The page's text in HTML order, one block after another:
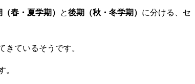
春・ 夏学期） と後期（秋・冬学期） に分ける、セ
きているそうです。
。